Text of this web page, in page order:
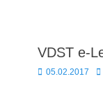
VDST e-
Posted
05.02.2017